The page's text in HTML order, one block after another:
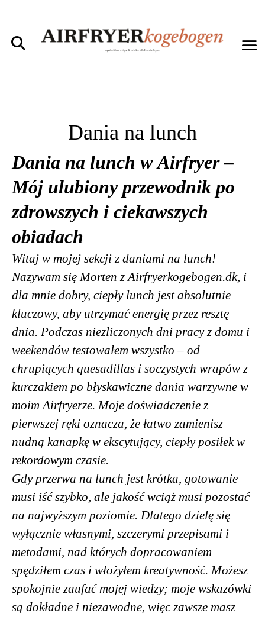
Dania na lunch
Dania na lunch w Airfryer –
Mój ulubiony przewodnik po
zdrowszych i ciekawszych
obiadach
Witaj w mojej sekcji z daniami na lunch!
Nazywam się Morten z Airfryerkogebogen.dk, i
dla mnie dobry, ciepły lunch jest absolutnie
kluczowy, aby utrzymać energię przez resztę
dnia. Podczas niezliczonych dni pracy z domu i
weekendów testowałem wszystko – od
chrupiących quesadillas i soczystych wrapów z
kurczakiem po błyskawiczne dania warzywne w
moim Airfryerze. Moje doświadczenie z
pierwszej ręki oznacza, że łatwo zamienisz
nudną kanapkę w ekscytujący, ciepły posiłek w
rekordowym czasie.
Gdy przerwa na lunch jest krótka, gotowanie
musi iść szybko, ale jakość wciąż musi pozostać
na najwyższym poziomie. Dlatego dzielę się
wyłącznie własnymi, szczerymi przepisami i
metodami, nad których dopracowaniem
spędziłem czas i włożyłem kreatywność. Możesz
spokojnie zaufać mojej wiedzy; moje wskazówki
są dokładne i niezawodne, więc zawsze masz